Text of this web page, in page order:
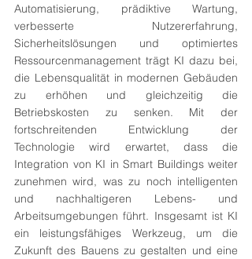
Automatisierung, prädiktive Wartung,
verbesserte Nutzererfahrung,
Sicherheitslösungen und optimiertes
Ressourcenmanagement trägt KI dazu bei,
die Lebensqualität in modernen Gebäuden
zu erhöhen und gleichzeitig die
Betriebskosten zu senken. Mit der
fortschreitenden Entwicklung der
Technologie wird erwartet, dass die
Integration von KI in Smart Buildings weiter
zunehmen wird, was zu noch intelligenten
und nachhaltigeren Lebens- und
Arbeitsumgebungen führt. Insgesamt ist KI
ein leistungsfähiges Werkzeug, um die
Zukunft des Bauens zu gestalten und eine